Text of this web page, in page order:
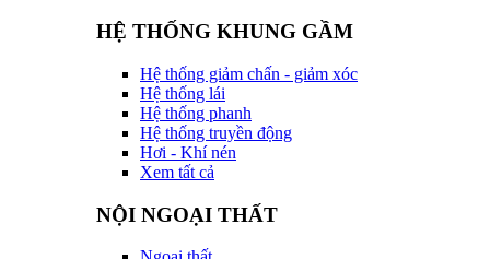
HỆ THỐNG KHUNG GẦM
Hệ thống giảm chấn - giảm xóc
Hệ thống lái
Hệ thống phanh
Hệ thống truyền động
Hơi - Khí nén
Xem tất cả
NỘI NGOẠI THẤT